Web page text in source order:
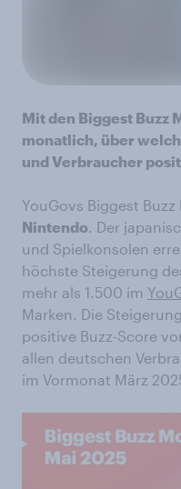
Mit den Biggest Buzz
monatlich, über
und Verbraucher
YouGovs Biggest
Nintendo. Der
und Spielkonsolen
höchste Steigerung
mehr als 1.500 im
Marken. Die
positive Buzz-Score
allen deutschen
im Vormonat März